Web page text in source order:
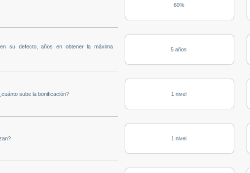
60%
su defecto, años en obtener la máxima
5 años
sube la bonificación? 1 nivel
1 nivel